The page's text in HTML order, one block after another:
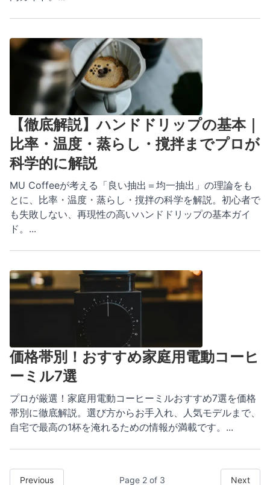
【徹底解説】ハンドドリップの基本｜
比率・温度・蒸らし・撹拌までプロが
科学的に解説
MU Coffeeが考える「良い抽出＝均一抽出」の理論をも
とに、比率・温度・蒸らし・撹拌の科学を解説。初心者で
も失敗しない、再現性の高いハンドドリップの基本ガイ
ド。 ...
価格帯別！おすすめ家庭用電動コーヒ
ーミル7選
プロが厳選！家庭用電動コーヒーミルおすすめ7選を価格
帯別に徹底解説。選び方からお手入れ、人気モデルまで、
自宅で最高の1杯を淹れるための情報が満載です。 ...
Previous Page 2 of 3 Next